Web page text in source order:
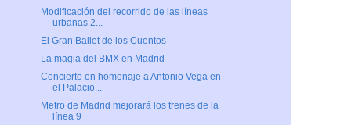
Modificación del recorrido de las líneas
urbanas 2...
El Gran Ballet de los Cuentos
La magia del BMX en Madrid
Concierto en homenaje a Antonio Vega en
el Palacio...
Metro de Madrid mejorará los trenes de la
línea 9